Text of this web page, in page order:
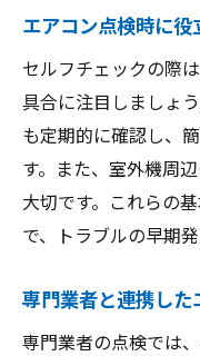
エアコン点検時に
セルフチェックの際
具合に注目しましょ
も定期的に確認し、
す。また、室外機周
大切です。これらの
で、トラブルの早期
専門業者と連携した
専門業者の点検では